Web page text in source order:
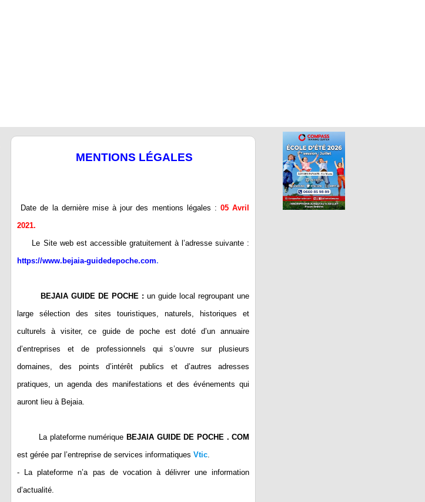
MENTIONS LÉGALES
Date de la dernière mise à jour des mentions légales :05 Avril
2021.
Le Site web est accessible gratuitement à l’adresse suivante :
https://www.bejaia-guidedepoche.com.
BEJAIA GUIDE DE POCHE : un guide local regroupant une
large sélection des sites touristiques, naturels, historiques et
culturels à visiter, ce guide de poche est doté d’un annuaire
d’entreprises et de professionnels qui s’ouvre sur plusieurs
domaines, des points d’intérêt publics et d’autres adresses
pratiques, un agenda des manifestations et des événements qui
auront lieu à Bejaia.
La plateforme numérique BEJAIA GUIDE DE POCHE . COM
est gérée par l’entreprise de services informatiques Vtic.
- La plateforme n’a pas de vocation à délivrer une information
d’actualité.